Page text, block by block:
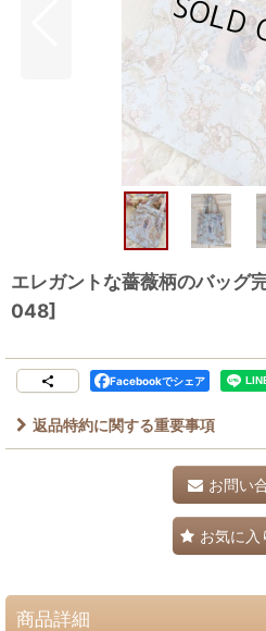
エレガントな薔薇柄のバッグ
048]
Facebookでシェア
返品特約に関する重要事項
お問い
お気に入
商品詳細